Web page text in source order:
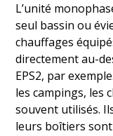
L’unité
seul bassin ou
chauffages
directement au-
EPS2, par
les campings, les
souvent utilisés.
leurs boîtiers sont